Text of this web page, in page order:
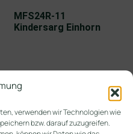
verwenden wir Technologien wie
bzw. darauf zuzugreifen.
MFS24R-11
Kindersarg Einhorn